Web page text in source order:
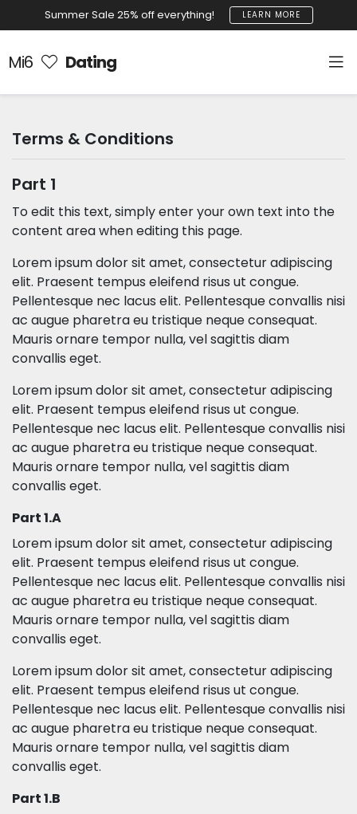
Summer Sale 25% off everything! LEARN MORE
Mi6 Dating
Terms & Conditions
Part 1
To edit this text, simply enter your own text into the
content area when editing this page.
Lorem ipsum dolor sit amet, consectetur adipiscing
elit. Praesent tempus eleifend risus ut congue.
Pellentesque nec lacus elit. Pellentesque convallis nisi
ac augue pharetra eu tristique neque consequat.
Mauris ornare tempor nulla, vel sagittis diam
convallis eget.
Lorem ipsum dolor sit amet, consectetur adipiscing
elit. Praesent tempus eleifend risus ut congue.
Pellentesque nec lacus elit. Pellentesque convallis nisi
ac augue pharetra eu tristique neque consequat.
Mauris ornare tempor nulla, vel sagittis diam
convallis eget.
Part 1.A
Lorem ipsum dolor sit amet, consectetur adipiscing
elit. Praesent tempus eleifend risus ut congue.
Pellentesque nec lacus elit. Pellentesque convallis nisi
ac augue pharetra eu tristique neque consequat.
Mauris ornare tempor nulla, vel sagittis diam
convallis eget.
Lorem ipsum dolor sit amet, consectetur adipiscing
elit. Praesent tempus eleifend risus ut congue.
Pellentesque nec lacus elit. Pellentesque convallis nisi
ac augue pharetra eu tristique neque consequat.
Mauris ornare tempor nulla, vel sagittis diam
convallis eget.
Part 1.B